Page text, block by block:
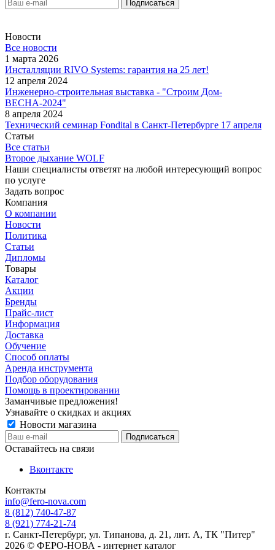
Новости
Все новости
1 марта 2026
Инсталляции RIVO Systems: гарантия на 25 лет!
12 апреля 2024
Инженерно-строительная выставка - "Строим Дом-
ВЕСНА-2024"
8 апреля 2024
Технический семинар Fondital в Санкт-Петербурге 17 апреля
Статьи
Все статьи
Второе дыхание WOLF
Наши специалисты ответят на любой интересующий вопрос
по услуге
Задать вопрос
Компания
О компании
Новости
Политика
Статьи
Дипломы
Товары
Каталог
Акции
Бренды
Прайс-лист
Информация
Доставка
Обучение
Способ оплаты
Аренда инструмента
Подбор оборудования
Помощь в проектировании
Заманчивые предложения!
Узнавайте о скидках и акциях
Новости магазина
Оставайтесь на связи
Вконтакте
Контакты
info@fero-nova.com
8 (812) 740-47-87
8 (921) 774-21-74
г. Санкт-Петербург, ул. Типанова, д. 21, лит. А, ТК "Питер"
2026 © ФЕРО-НОВА - интернет каталог